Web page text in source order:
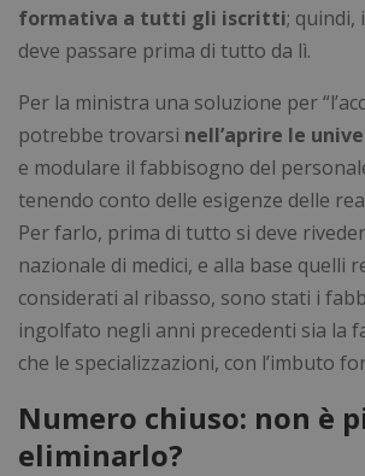
formativa a tutti gli iscritti; quindi,
deve passare prima di tutto da lì.
Per la ministra una soluzione per
potrebbe trovarsi nell’aprire le
e modulare il fabbisogno del
tenendo conto delle esigenze delle
Per farlo, prima di tutto si deve
nazionale di medici, e alla base quelli
considerati al ribasso, sono stati i
ingolfato negli anni precedenti sia la
che le specializzazioni, con l’imbuto
Numero chiuso: non è
eliminarlo?